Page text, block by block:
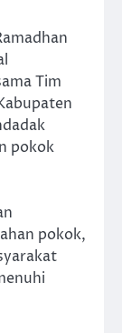
Tim
pokok
pokok,